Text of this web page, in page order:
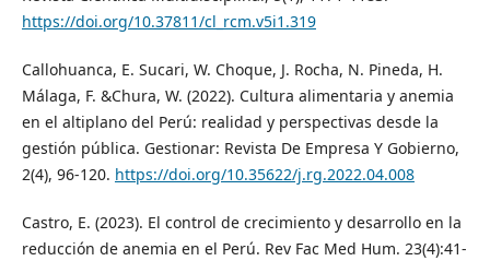
https://doi.org/10.37811/cl_rcm.v5i1.319
Callohuanca, E. Sucari, W. Choque, J. Rocha, N. Pineda, H.
Málaga, F. &Chura, W. (2022). Cultura alimentaria y anemia
en el altiplano del Perú: realidad y perspectivas desde la
gestión pública. Gestionar: Revista De Empresa Y Gobierno,
2(4), 96-120. https://doi.org/10.35622/j.rg.2022.04.008
Castro, E. (2023). El control de crecimiento y desarrollo en la
reducción de anemia en el Perú. Rev Fac Med Hum. 23(4):41-